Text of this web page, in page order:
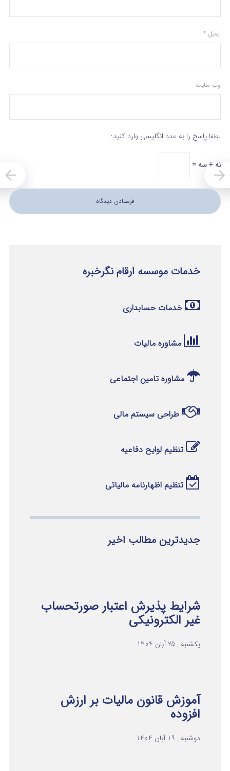
ایمیل *
وب‌ سایت
لطفا پاسخ را به عدد انگلیسی وارد کنید:
نه + سه =
خدمات موسسه ارقام نگرخبره
خدمات حسابداری
مشاوره مالیات
مشاوره تامین اجتماعی
طراحی سیستم مالی
تنظیم لوایح دفاعیه
تنظیم اظهارنامه مالیاتی
جدیدترین مطالب اخیر
شرایط پذیرش اعتبار صورتحساب
غیر الکترونیکی
یکشنبه , 25 آبان 1404
آموزش قانون مالیات بر ارزش
افزوده
دوشنبه , 19 آبان 1404